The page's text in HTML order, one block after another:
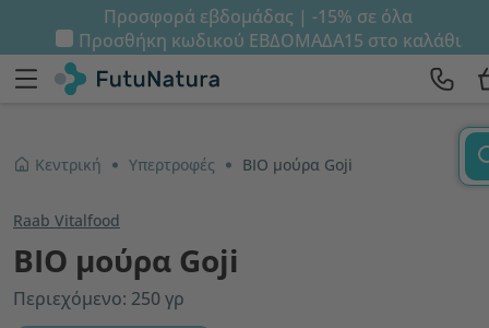
Προσφορά εβδομάδας | -15% σε όλα
Προσθήκη κωδικού ΕΒΔΟΜΑΔΑ15 στο καλάθι
Κεντρική Υπερτροφές ΒΙΟ μούρα Goji
Raab Vitalfood
ΒΙΟ μούρα Goji
Περιεχόμενο: 250 γρ